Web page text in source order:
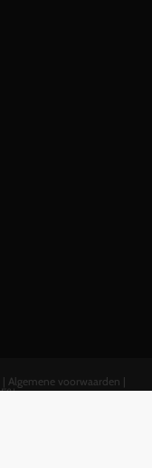
| Algemene voorwaarden |